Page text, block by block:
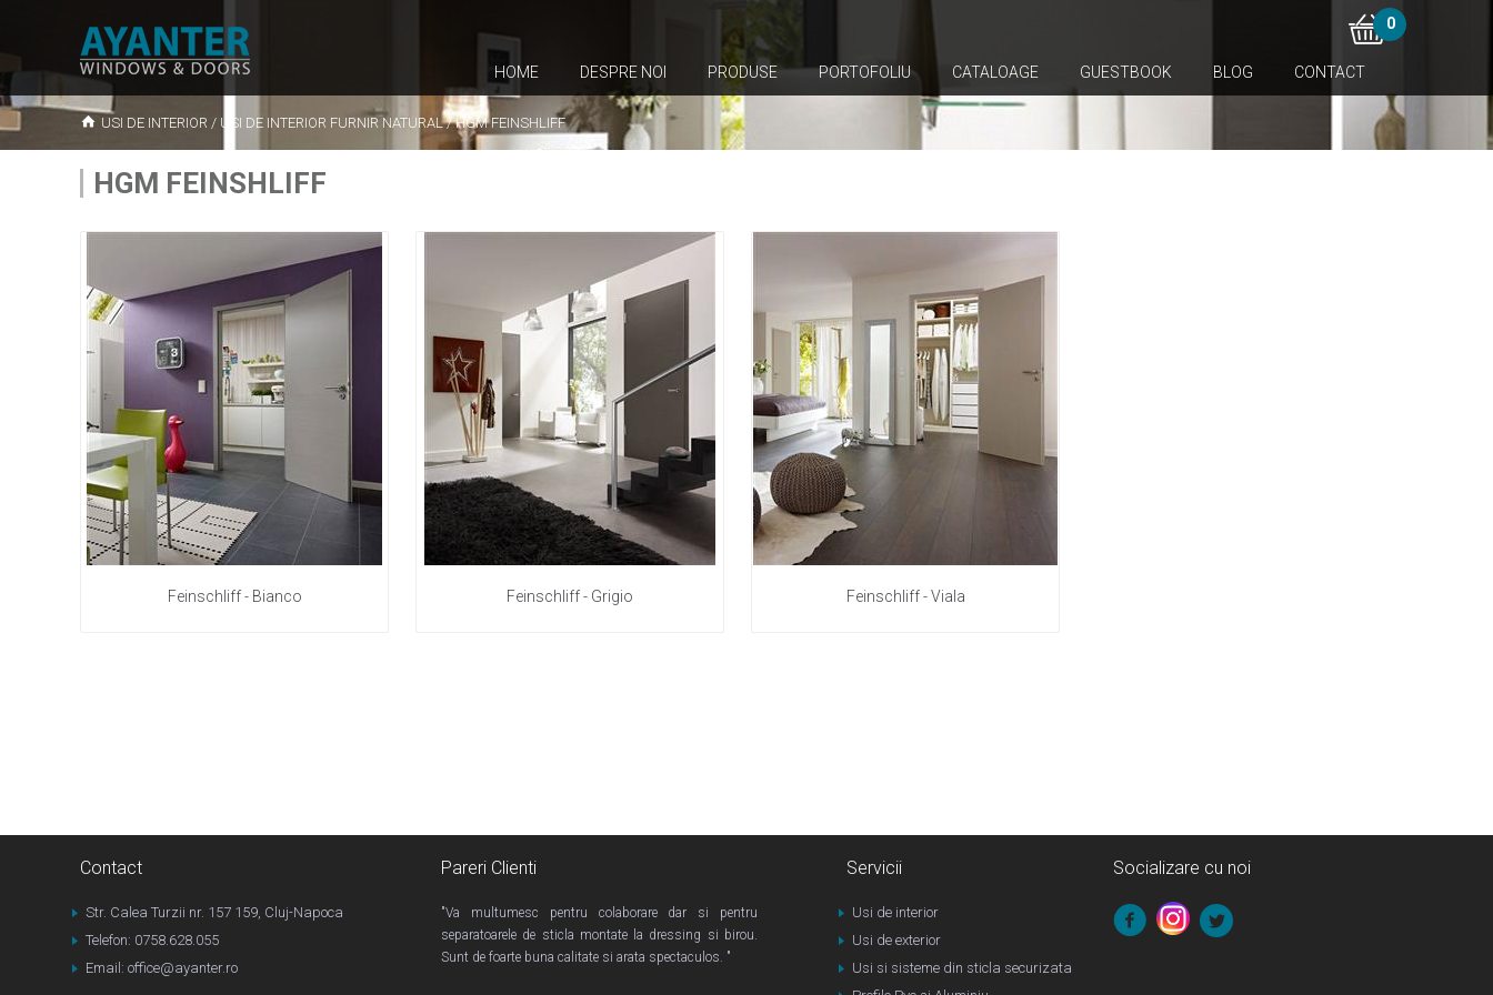
0
HOME DESPRE NOI PRODUSE PORTOFOLIU CATALOAGE GUESTBOOK BLOG CONTACT
USI DE INTERIOR / USI DE INTERIOR FURNIR NATURAL/HGM FEINSHLIFF
HGM FEINSHLIFF
Feinschliff - Bianco Feinschliff - Grigio Feinschliff - Viala
Contact
Str. Calea Turzii nr. 157 159, Cluj-Napoca
Telefon: 0758.628.055
Email: office@ayanter.ro
Pareri Clienti
"Va multumesc pentru colaborare dar si pentru
separatoarele de sticla montate la dressing si birou.
Sunt de foarte buna calitate si arata spectaculos. "
Servicii
Usi de interior
Usi de exterior
Usi si sisteme din sticla securizata
Socializare cu noi